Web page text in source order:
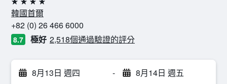
4星級
韓國首爾
+82 (0) 26 466 6000
8.7 極好 2,518個通過驗證的評分
8月13日 週四 - 8月14日 週五